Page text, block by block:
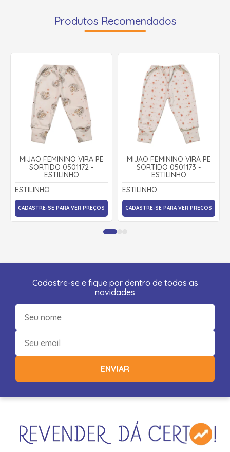
Produtos Recomendados
MIJÃO FEMININO VIRA PÉ
SORTIDO 0501172 -
ESTILINHO
ESTILINHO
CADASTRE-SE PARA VER PREÇOS
MIJÃO FEMININO VIRA PÉ
SORTIDO 0501173 -
ESTILINHO
ESTILINHO
CADASTRE-SE PARA VER PREÇOS
Cadastre-se e fique por dentro de todas as
novidades
ENVIAR